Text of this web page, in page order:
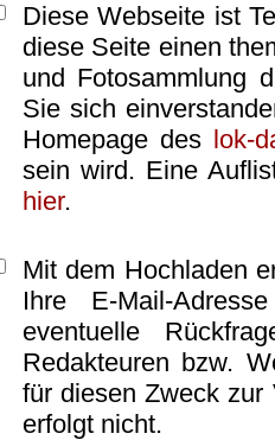
Diese Webseite ist
diese Seite einen
und Fotosammlung
Sie sich
Homepage des lok-
sein wird. Eine
hier.
Mit dem Hochladen
Ihre E-Mail-
eventuelle
Redakteuren bzw.
für diesen Zweck zur
erfolgt nicht.